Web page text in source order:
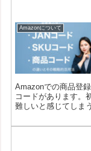
Amazonについて
Amazonでの商品登
コードがあります。
難しいと感じてしま
う。